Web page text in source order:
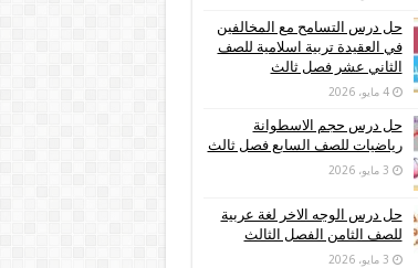
حل درس التسامح مع المخالفين
في العقيدة تربية اسلامية للصف
الثاني عشر فصل ثالث
4 مايو، 2026
حل درس حجم الاسطوانة
رياضيات للصف السابع فصل ثالث
3 مايو، 2026
حل درس الوجه الاخر لغة عربية
للصف الثامن الفصل الثالث
3 مايو، 2026